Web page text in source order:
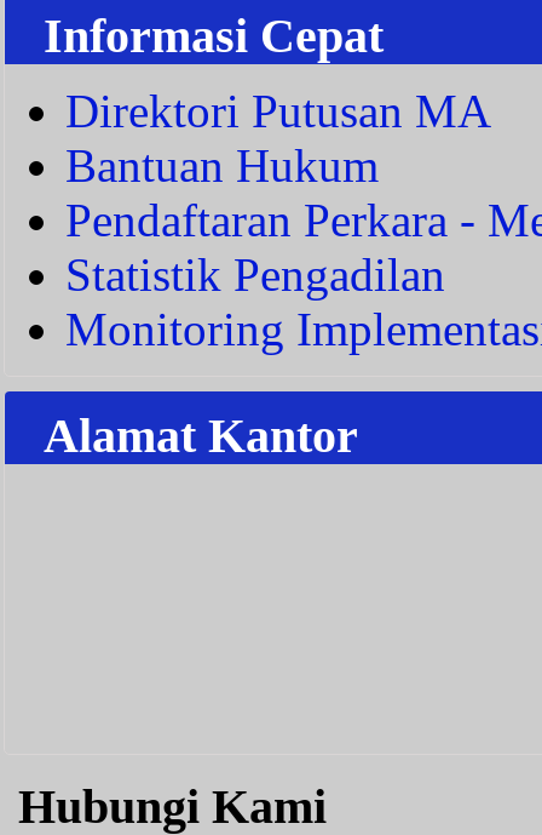
Informasi Cepat
Direktori Putusan MA
Bantuan Hukum
Pendaftaran Perkara -
Statistik Pengadilan
Monitoring
Alamat Kantor
Hubungi Kami